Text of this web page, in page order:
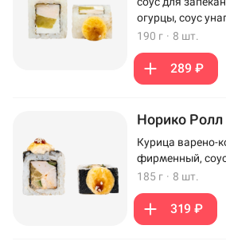
огурцы, соус
190 г · 8 шт.
289 ₽
Норико Ролл
Курица варено-
фирменный,
185 г · 8 шт.
319 ₽